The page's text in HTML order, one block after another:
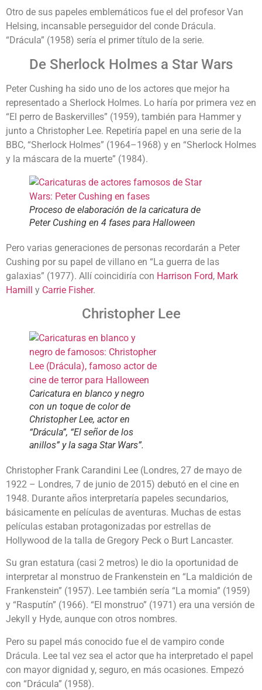
Otro de sus papeles emblemáticos fue el del profesor Van
Helsing, incansable perseguidor del conde Drácula.
“Drácula” (1958) sería el primer título de la serie.
De Sherlock Holmes a Star Wars
Peter Cushing ha sido uno de los actores que mejor ha
representado a Sherlock Holmes. Lo haría por primera vez en
“El perro de Baskervilles” (1959), también para Hammer y
junto a Christopher Lee. Repetiría papel en una serie de la
BBC, “Sherlock Holmes” (1964–1968) y en “Sherlock Holmes
y la máscara de la muerte” (1984).
Proceso de elaboración de la caricatura de
Peter Cushing en 4 fases para Halloween
Pero varias generaciones de personas recordarán a Peter
Cushing por su papel de villano en “La guerra de las
galaxias” (1977). Allí coincidiría con Harrison Ford, Mark
Hamill y Carrie Fisher.
Christopher Lee
Caricatura en blanco y negro
con un toque de color de
Christopher Lee, actor en
“Drácula”, “El señor de los
anillos” y la saga Star Wars”.
Christopher Frank Carandini Lee (Londres, 27 de mayo de
1922 – Londres, 7 de junio de 2015) debutó en el cine en
1948. Durante años interpretaría papeles secundarios,
básicamente en películas de aventuras. Muchas de estas
películas estaban protagonizadas por estrellas de
Hollywood de la talla de Gregory Peck o Burt Lancaster.
Su gran estatura (casi 2 metros) le dio la oportunidad de
interpretar al monstruo de Frankenstein en “La maldición de
Frankenstein” (1957). Lee también sería “La momia” (1959)
y “Rasputín” (1966). “El monstruo” (1971) era una versión de
Jekyll y Hyde, aunque con otros nombres.
Pero su papel más conocido fue el de vampiro conde
Drácula. Lee tal vez sea el actor que ha interpretado el papel
con mayor dignidad y, seguro, en más ocasiones. Empezó
con “Drácula” (1958).